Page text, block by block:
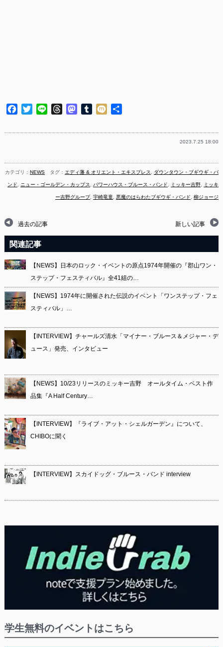
Facebook
TwitterLine ThreadsMastodon
Tumblr
Mixi
2023.7.25 18:00
カテゴリ：NEWS タグ： エディ藩 & オリエント・エキスプレス ダウンタウン・ブギウギ・バ
ンド ニュー・ゴールデン・カップス パワーハウス・ブルース・バンド ミッキー吉野 ミッキ
ー吉野グループ,宇崎竜童 ,悪魔のはらわたブギウギ・バンド ,柳ジョージ
過去の記事 新しい記事
関連記事
【NEWS】日本のロック・イベントの原点1974年開催の『郡山ワン・
ステップ・フェスティバル』全41組の…
【NEWS】1974年に開催された伝説のイベント「ワンステップ・フェ
スティバル」…
【INTERVIEW】チャールズ清水「マイナー・ブルース＆メジャー・デ
ュース」発売、インタビュー
【NEWS】10/23リリースのミッキー吉野 オールタイム・ベスト作
品集『A Half Century…
【INTERVIEW】『ライブ・アット・シェルガーデン』について、
CHIBOに聞く
【INTERVIEW】スカイドッグ・ブルース・バンド interview
学生無料のイベントはこちら